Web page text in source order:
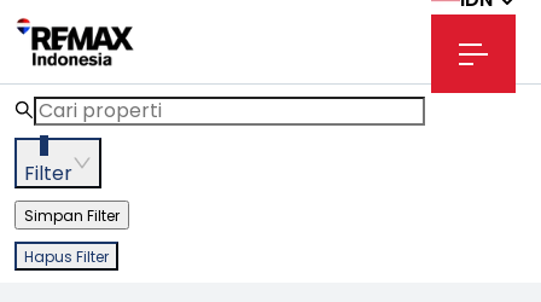
3
Filter
Simpan Filter
Hapus Filter